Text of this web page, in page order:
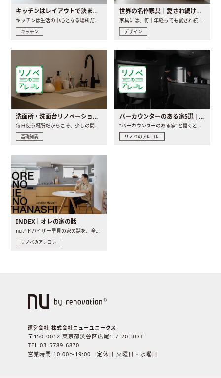
キッチンはレイアウトで決まる。後悔しないための考え方と選び方
キッチンは生活の中心となる場所だからこそ、家の中のどこに置..
キッチン
世界の名作家具｜愛され続ける理由と一生モノとの出会い方
家具には、何十年経っても愛され続ける「名作」と呼ばれるもの..
デザイン
洗面所・洗面台リノベーションの事例と間取りアイデア
毎日使う場所だからこそ、少しの間取りの工夫や素材の選び方で..
基礎知識
バーカウンターのある家5選 | 日常に馴染む“距離の近い”キッチンとは
“バーカウンターのある家”と聞くと、少し特別な、大人のための..
リノベのアレコレ
INDEX｜オレの家の話
リノベのアレコレ
運営会社 株式会社ニューユニークス
〒150-0012 東京都渋谷区広尾1-7-20 DOT
TEL 03-5789-6870
営業時間 10:00〜19:00 定休日 火曜日・水曜日